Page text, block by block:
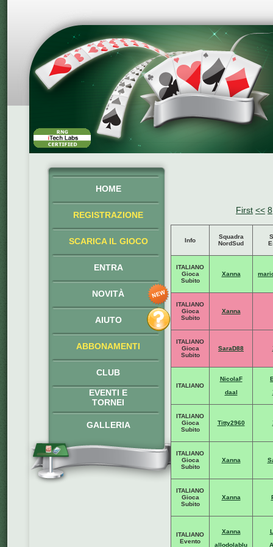
HOME
REGISTRAZIONE
SCARICA IL GIOCO
ENTRA
NOVITÀ
AIUTO
ABBONAMENTI
CLUB
EVENTI E
TORNEI
GALLERIA
First << 8
Info
Squadra
NordSud
ITALIANO
Gioca
Subito
Xanna
ITALIANO
Gioca
Subito
Xanna
ITALIANO
Gioca
Subito
SaraD88
ITALIANO
NicolaF
daal
ITALIANO
Gioca
Subito
Titty2960
ITALIANO
Gioca
Subito
Xanna
ITALIANO
Gioca
Subito
Xanna
ITALIANO
Evento
Xanna
allodolablu